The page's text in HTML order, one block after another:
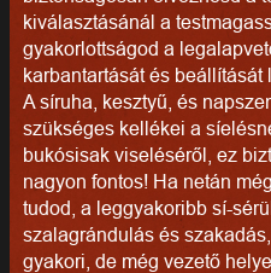
kiválasztásánál a
gyakorlottságod a
karbantartását és beállítását
A síruha, kesztyű, és
szükséges kellékei a
bukósisak viseléséről, ez
nagyon fontos! Ha netán
tudod, a leggyakoribb sí-
szalagrándulás és
gyakori, de még vezető